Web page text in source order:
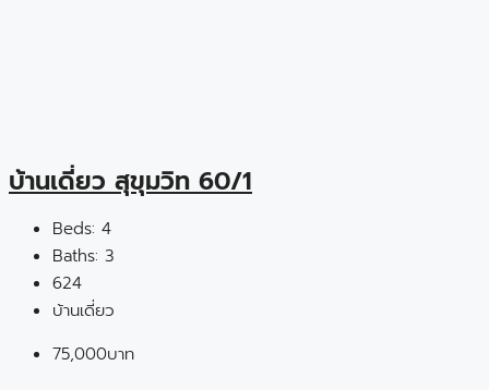
บ้านเดี่ยว สุขุมวิท 60/1
Beds: 4
Baths: 3
624
บ้านเดี่ยว
75,000บาท